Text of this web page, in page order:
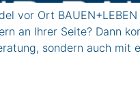
vor Ort
an Ihrer Seite? Dann
sondern auch